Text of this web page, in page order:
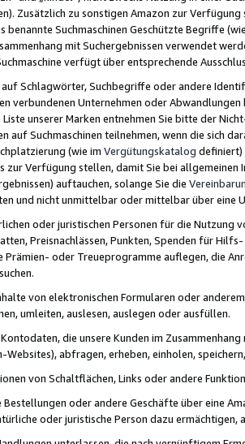
Zusätzlich zu sonstigen Amazon zur
benannte Suchmaschinen Geschützte Begriffe
mit Suchergebnissen verwendet
verfügt über entsprechende
Schlagwörter, Suchbegriffe oder andere
verbundenen Unternehmen oder
unserer Marken entnehmen Sie bitte der
auf Suchmaschinen teilnehmen, wenn die sich
(wie im Vergütungskatalog definiert)
zur Verfügung stellen, damit Sie bei
auftauchen, solange Sie die
und nicht unmittelbar oder mittelbar über eine
oder juristischen Personen für die Nutzung
Preisnachlässen, Punkten, Spenden für
Prämien- oder Treueprogramme auflegen, die
von elektronischen Formularen oder
umleiten, auslesen, auslegen oder ausfüllen.
die unsere Kunden im
Websites), abfragen, erheben, einholen,
von Schaltflächen, Links oder andere
Bestellungen oder andere Geschäfte über eine
oder juristische Person dazu